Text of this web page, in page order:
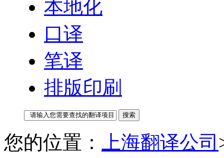
本地化
口译
笔译
排版印刷
您的位置： 上海翻译公司